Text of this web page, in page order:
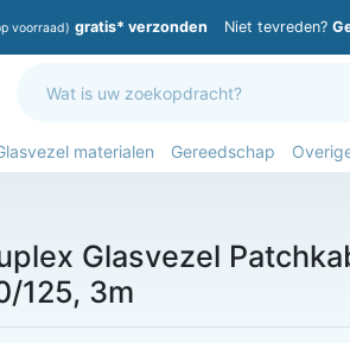
voorraad) gratis* verzonden Niet tevreden?
materialen Gereedschap
Glasvezel
125, 3m